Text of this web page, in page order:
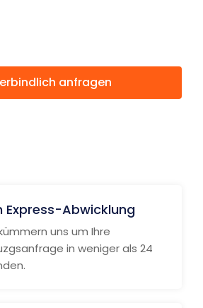
anfragen
Express-Abwicklung
uns um Ihre
in weniger als 24